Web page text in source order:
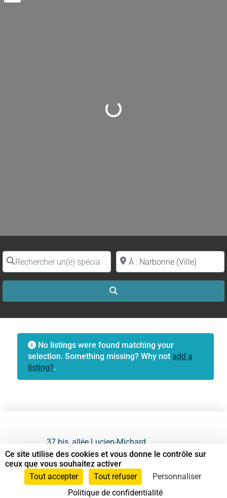
Loading...
Rechercher un(e) spécialiste par nomProche de (ville ou région)
No listings were found matching your
selection. Something missing? Why not add a
listing?.
37 bis, allée Lucien-Michard
93190 Livry-Gargan
06 61 87 28 09
Ce site utilise des cookies et vous donne le contrôle sur
ceux que vous souhaitez activer
Tout accepter
Tout refuser
Personnaliser
Politique de confidentialité